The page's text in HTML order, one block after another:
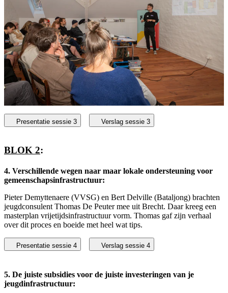
Presentatie sessie 3 Verslag sessie 3
BLOK 2:
4. Verschillende wegen naar maar lokale ondersteuning voor
gemeenschapsinfrastructuur:
Pieter Demyttenaere (VVSG) en Bert Delville (Bataljong) brachten
jeugdconsulent Thomas De Peuter mee uit Brecht. Daar kreeg een
masterplan vrijetijdsinfrastructuur vorm. Thomas gaf zijn verhaal
over dit proces en boeide met heel wat tips.
Presentatie sessie 4 Verslag sessie 4
5. De juiste subsidies voor de juiste investeringen van je
jeugdinfrastructuur: